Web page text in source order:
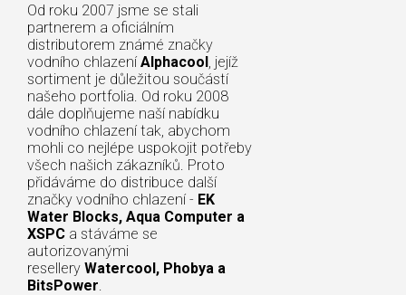
Od roku 2007 jsme se stali
partnerem a oficiálním
distributorem známé značky
vodního chlazení Alphacool, jejíž
sortiment je důležitou součástí
našeho portfolia. Od roku 2008
dále doplňujeme naší nabídku
vodního chlazení tak, abychom
mohli co nejlépe uspokojit potřeby
všech našich zákazníků. Proto
přidáváme do distribuce další
značky vodního chlazení - EK
Water Blocks, Aqua Computer a
XSPC a stáváme se
autorizovanými
resellery Watercool, Phobya a
BitsPower.